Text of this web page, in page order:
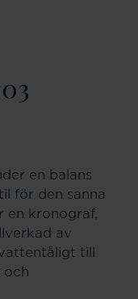
en balans
för den sanna
en kronograf,
av
till
och